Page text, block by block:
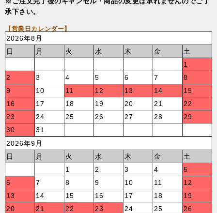
承下さい。
【営業日カレンダー】
2026年8月
日
月 火 水 木 金
土
1
2
3 4 5 6 7
8
9
10 11 12 13 14
15
16
17 18 19 20 21
22
23
24 25 26 27 28
29
30
31
2026年9月
日
月 火 水 木 金
土
1
2 3 4
5
6
7 8 9 10 11
12
13
14 15 16 17 18
19
20
21 22 23 24 25
26